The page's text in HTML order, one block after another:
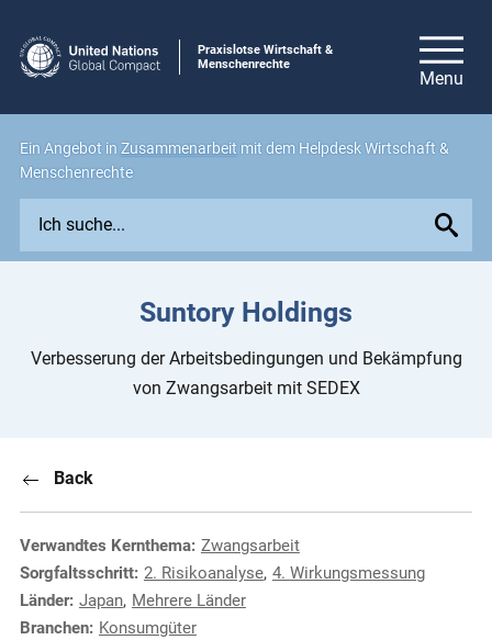
Praxislotse Wirtschaft &
Menschenrechte
Ein Angebot in Zusammenarbeit mit dem Helpdesk Wirtschaft &
Menschenrechte
p
u
e
s
,
c
a
Suntory Holdings
Verbesserung der Arbeitsbedingungen und Bekämpfung
von Zwangsarbeit mit SEDEX
Back
Verwandtes Kernthema: Zwangsarbeit
Sorgfaltsschritt: 2. Risikoanalyse, 4. Wirkungsmessung
Länder: Japan, Mehrere Länder
Branchen: Konsumgüter